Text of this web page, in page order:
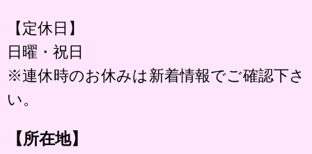
【定休日】
日曜・祝日
※連休時のお休みは新着情報でご確認下さ
い。
【所在地】